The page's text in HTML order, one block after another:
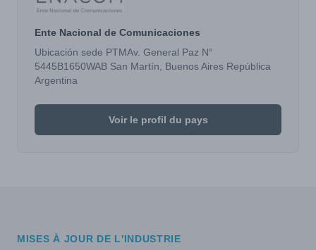
Ente Nacional de Comunicaciones
Ubicación sede PTMAv. General Paz N°
5445B1650WAB San Martín, Buenos Aires República
Argentina
Voir le profil du pays
MISES À JOUR DE L'INDUSTRIE